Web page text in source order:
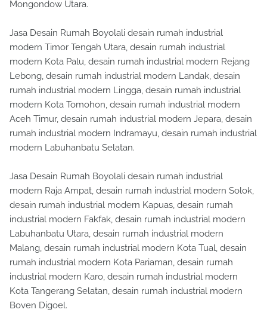
Mongondow Utara.
Jasa Desain Rumah Boyolali desain rumah industrial
modern Timor Tengah Utara, desain rumah industrial
modern Kota Palu, desain rumah industrial modern Rejang
Lebong, desain rumah industrial modern Landak, desain
rumah industrial modern Lingga, desain rumah industrial
modern Kota Tomohon, desain rumah industrial modern
Aceh Timur, desain rumah industrial modern Jepara, desain
rumah industrial modern Indramayu, desain rumah industrial
modern Labuhanbatu Selatan.
Jasa Desain Rumah Boyolali desain rumah industrial
modern Raja Ampat, desain rumah industrial modern Solok,
desain rumah industrial modern Kapuas, desain rumah
industrial modern Fakfak, desain rumah industrial modern
Labuhanbatu Utara, desain rumah industrial modern
Malang, desain rumah industrial modern Kota Tual, desain
rumah industrial modern Kota Pariaman, desain rumah
industrial modern Karo, desain rumah industrial modern
Kota Tangerang Selatan, desain rumah industrial modern
Boven Digoel.